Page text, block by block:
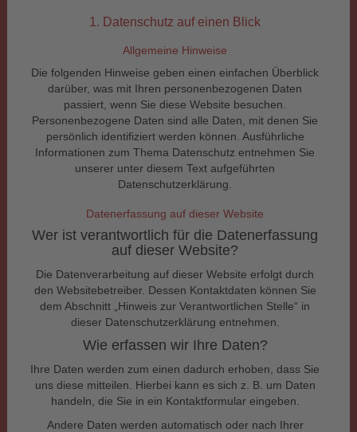
1. Datenschutz auf einen Blick
Allgemeine Hinweise
Die folgenden Hinweise geben einen einfachen Überblick
darüber, was mit Ihren personenbezogenen Daten
passiert, wenn Sie diese Website besuchen.
Personenbezogene Daten sind alle Daten, mit denen Sie
persönlich identifiziert werden können. Ausführliche
Informationen zum Thema Datenschutz entnehmen Sie
unserer unter diesem Text aufgeführten
Datenschutzerklärung.
Datenerfassung auf dieser Website
Wer ist verantwortlich für die Datenerfassung
auf dieser Website?
Die Datenverarbeitung auf dieser Website erfolgt durch
den Websitebetreiber. Dessen Kontaktdaten können Sie
dem Abschnitt „Hinweis zur Verantwortlichen Stelle“ in
dieser Datenschutzerklärung entnehmen.
Wie erfassen wir Ihre Daten?
Ihre Daten werden zum einen dadurch erhoben, dass Sie
uns diese mitteilen. Hierbei kann es sich z. B. um Daten
handeln, die Sie in ein Kontaktformular eingeben.
Andere Daten werden automatisch oder nach Ihrer